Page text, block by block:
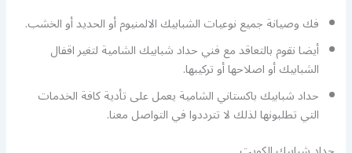
فك وصيانة جميع نوعيات الشبابيك الالمنيوم أو الحديد أو الخشب.
أيضا نقوم بالتعاقد مع فني حداد شبابيك الشامية لتغير اقفال
الشبابيك أو اصلاحها أو تركيبها.
حداد شبابيك باكستاني الشامية يعمل على تأدية كافة الخدمات
التي تطلبونها لذلك لا تترددوا في التواصل معنا.